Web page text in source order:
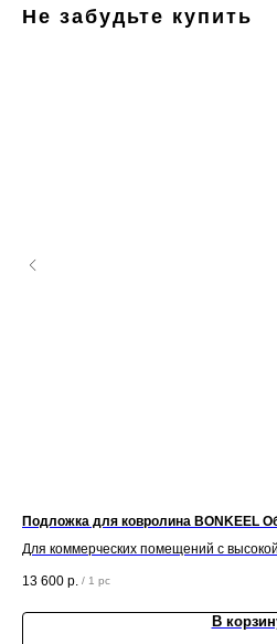
Не забудьте купить
Подложка для ковролина BONKEEL
Для коммерческих помещений с
13 600 р. / 1 pc
В